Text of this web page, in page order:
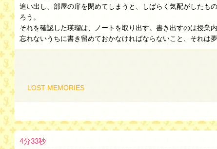
追い出し、部屋の扉を閉めてしまうと、しばらく気配がしたも
ろう。
それを確認した瑛瑠は、ノートを取り出す。書き出すのは授業
忘れないうちに書き留めておかなければならないこと、それは夢
LOST MEMORIES
4分33秒